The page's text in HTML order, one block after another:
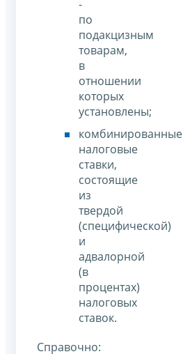
-
по
подакцизным
товарам,
в
отношении
которых
установлены;
комбинированные
налоговые
ставки,
состоящие
из
твердой
(специфической)
и
адвалорной
(в
процентах)
налоговых
ставок.
Справочно: